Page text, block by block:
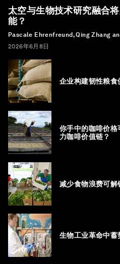
太空与生物技术研究融合
能？
Pascale Ehrenfreund, Qing Zhang
2026年6月8日
企业构建韧性粮
你手中的咖啡价
力咖啡价值链？
减少食物浪费可
生物工业革命中